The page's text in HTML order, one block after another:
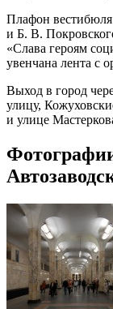
Плафон
и Б. В.
«Слава героям
увенчана лента с
Выход в город
улицу,
и улице